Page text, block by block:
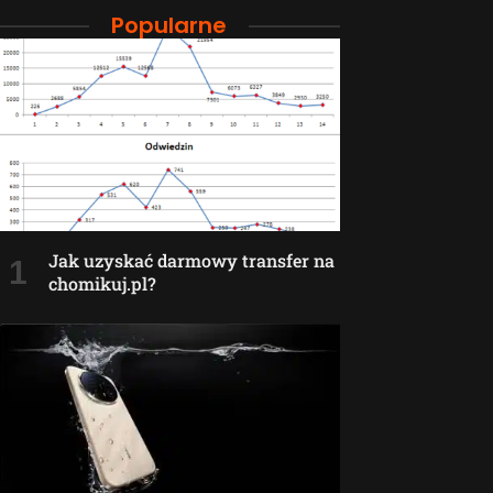
Popularne
Jak uzyskać darmowy transfer na
chomikuj.pl?